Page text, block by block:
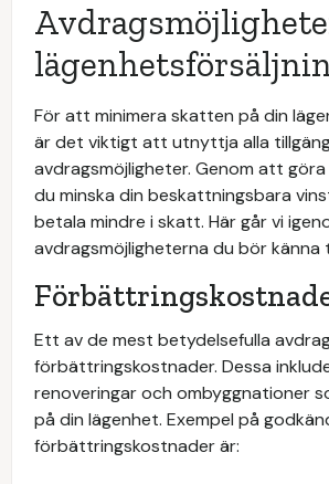
För att minimera skatten på din
är det viktigt att utnyttja alla
avdragsmöjligheter. Genom att
du minska din beskattningsbara
betala mindre i skatt. Här går vi
avdragsmöjligheterna du bör känna
Ett av de mest betydelsefulla
förbättringskostnader. Dessa
renoveringar och ombyggnationer
på din lägenhet. Exempel på
förbättringskostnader är: